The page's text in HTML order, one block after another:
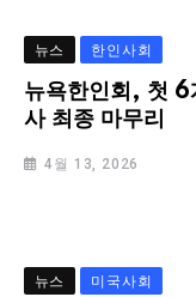
뉴스 한인사회
뉴욕한인회, 첫 6
사 최종 마무리
4월 13, 2026
뉴스 미국사회